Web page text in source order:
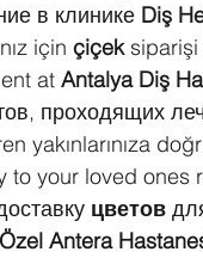
в клинике Diş
için çiçek siparişi
at Antalya Diş
проходящих
yakınlarınıza
to your loved ones
цветов
Özel Antera